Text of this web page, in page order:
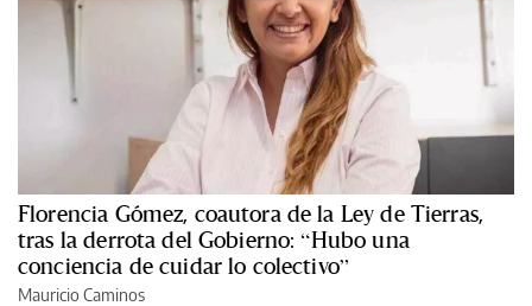
Florencia Gómez, coautora de la Ley de Tierras,
tras la derrota del Gobierno: “Hubo una
conciencia de cuidar lo colectivo”
Mauricio Caminos